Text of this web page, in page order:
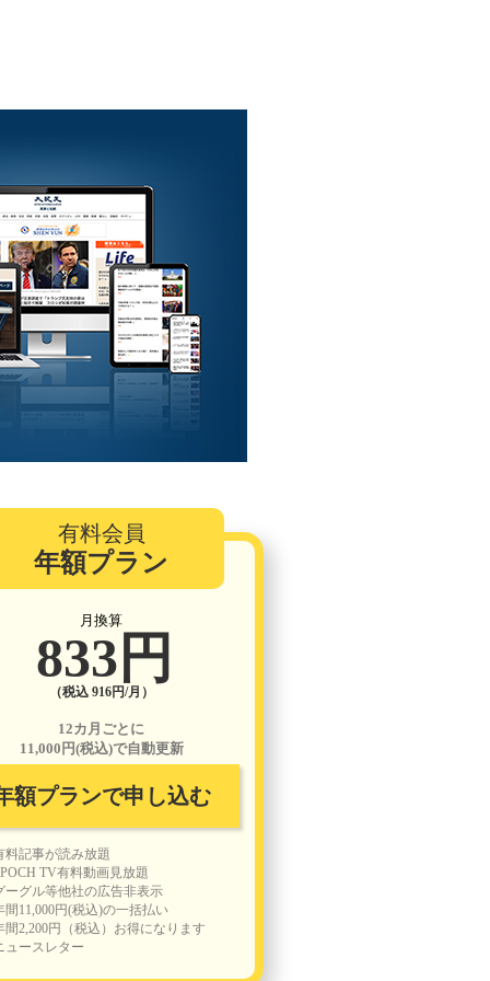
有料会員
年額プラン
月換算
833円
（税込 916円/月）
12カ月ごとに
11,000円(税込)で自動更新
額プランで申し込む
料記事が読み放題
TV有料動画見放題
ーグル等他社の広告非表示
間11,000円(税込)の一括払い
間2,200円（税込）お得になります
ュースレター